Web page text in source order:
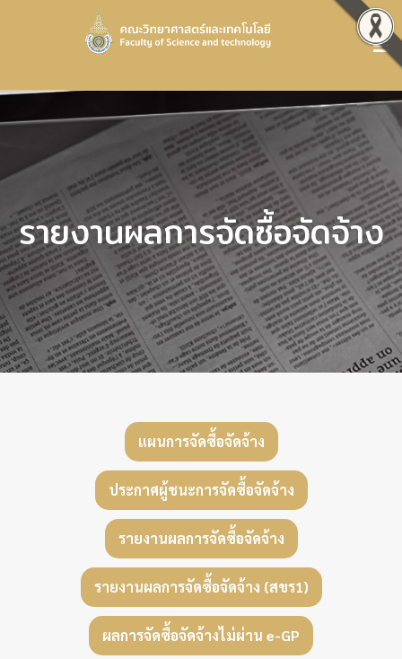
รายงานผลการจัดซื้อจัดจ้าง
แผนการจัดซื้อจัดจ้าง
ประกาศผู้ชนะการจัดซื้อจัดจ้าง
รายงานผลการจัดซื้อจัดจ้าง
รายงานผลการจัดซื้อจัดจ้าง (สขร1)
ผลการจัดซื้อจัดจ้างไม่ผ่าน e-GP